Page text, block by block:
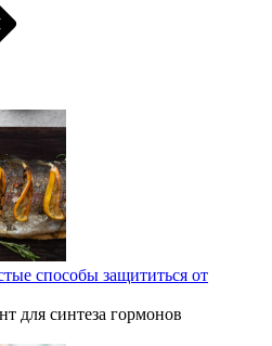
способы защититься от
для синтеза гормонов